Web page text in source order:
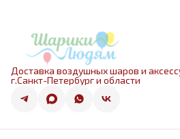
Доставка воздушных шаров и
г.Санкт-Петербург и области